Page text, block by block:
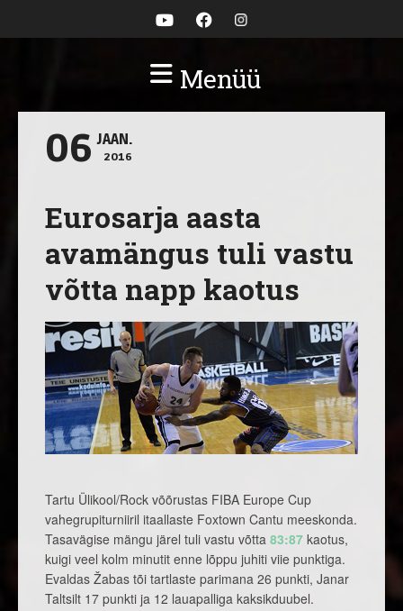
Menüü
06 JAAN.
2016
Eurosarja aasta
avamängus tuli vastu
võtta napp kaotus
Tartu Ülikool/Rock võõrustas FIBA Europe Cup
vahegrupiturniiril itaallaste Foxtown Cantu meeskonda.
Tasavägise mängu järel tuli vastu võtta 83:87 kaotus,
kuigi veel kolm minutit enne lõppu juhiti viie punktiga.
Evaldas Žabas tõi tartlaste parimana 26 punkti, Janar
Taltsilt 17 punkti ja 12 lauapalliga kaksikduubel.